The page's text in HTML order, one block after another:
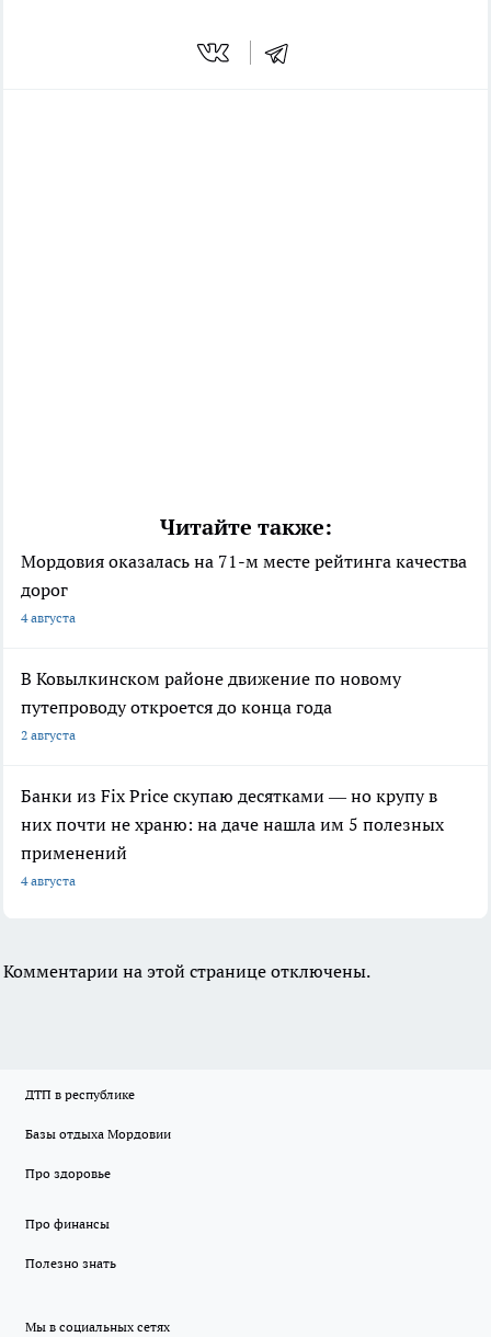
Читайте также:
Мордовия оказалась на 71-м месте рейтинга качества
дорог
4 августа
В Ковылкинском районе движение по новому
путепроводу откроется до конца года
2 августа
Банки из Fix Price скупаю десятками — но крупу в
них почти не храню: на даче нашла им 5 полезных
применений
4 августа
Комментарии на этой странице отключены.
ДТП в республике
Базы отдыха Мордовии
Про здоровье
Про финансы
Полезно знать
Мы в социальных сетях